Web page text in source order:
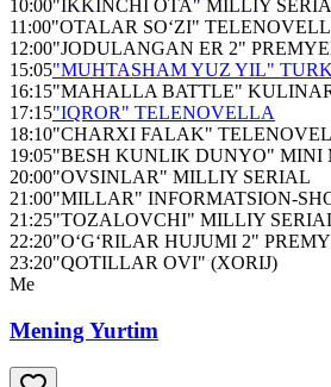
10:00"IKKINCHI OTA" MILLIY
11:00"OTALAR SO‘ZI"
12:00"JODULANGAN ER 2"
15:05"MUHTASHAM YUZ YIL"
16:15"MAHALLA BATTLE"
17:15"IQROR" TELENOVELLA
18:10"CHARXI FALAK"
19:05"BESH KUNLIK DUNYO" MINI
20:00"OVSINLAR" MILLIY SERIAL
21:00"MILLAR" INFORMATSION-
21:25"TOZALOVCHI" MILLIY
22:20"O‘G‘RILAR HUJUMI 2"
23:20"QOTILLAR OVI" (XORIJ)
Me
Mening Yurtim